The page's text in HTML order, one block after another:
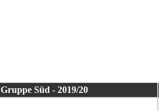
Süd - 2019/20